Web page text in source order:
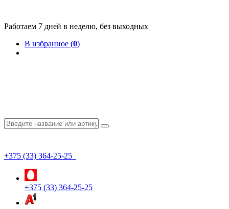
Работаем 7 дней в неделю, без выходных
В избранное (0)
+375 (33) 364-25-25
+375 (33) 364-25-25